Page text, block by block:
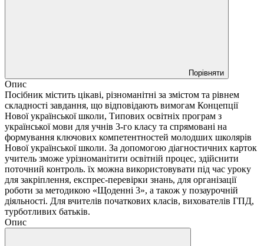
Порівняти
Опис
Посібник містить цікаві, різноманітні за змістом та рівнем
складності завдання, що відповідають вимогам Концепції
Нової української школи, Типових освітніх програм з
української мови для учнів 3-го класу та спрямовані на
формування ключових компетентностей молодших школярів
Нової української школи. За допомогою діагностичних карток
учитель зможе урізноманітити освітній процес, здійснити
поточний контроль. їх можна використовувати під час уроку
для закріплення, експрес-перевірки знань, для організації
роботи за методикою «Щоденні 3», а також у позаурочній
діяльності. Для вчителів початкових класів, вихователів ГПД,
турботливих батьків.
Опис